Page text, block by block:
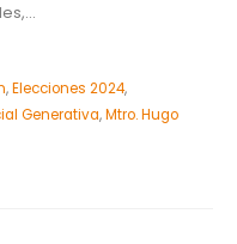
,Elecciones 2024,
Generativa,Mtro. Hugo